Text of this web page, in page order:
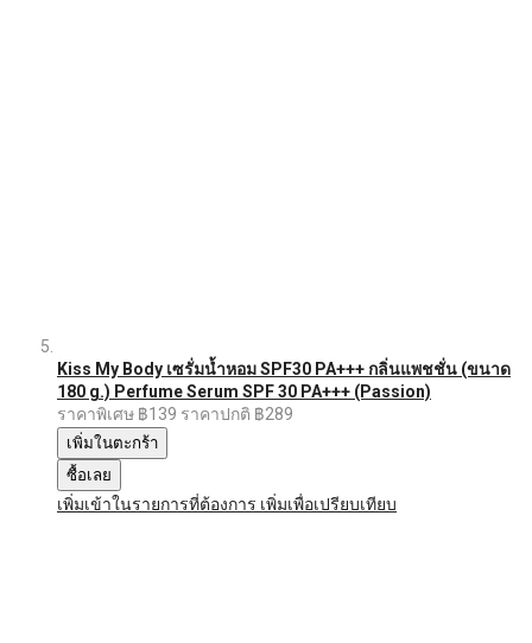
Kiss My Body เซรั่มน้ำหอม SPF30 PA+++ กลิ่นแพชชั่น (ขนาด
180 g.) Perfume Serum SPF 30 PA+++ (Passion)
ราคาพิเศษ ฿139 ราคาปกติ ฿289
เพิ่มในตะกร้า
ซื้อเลย
เพิ่มเข้าในรายการที่ต้องการ เพิ่มเพื่อเปรียบเทียบ